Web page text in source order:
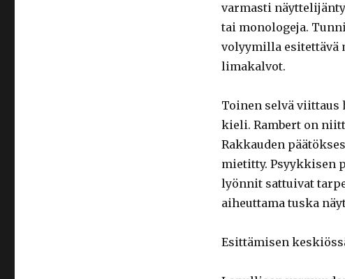
varmasti
tai monologeja.
volyymilla esitettävä
limakalvot.
Toinen selvä
kieli. Rambert on
Rakkauden
mietitty. Psyykkisen
lyönnit sattuivat
aiheuttama tuska
Esittämisen